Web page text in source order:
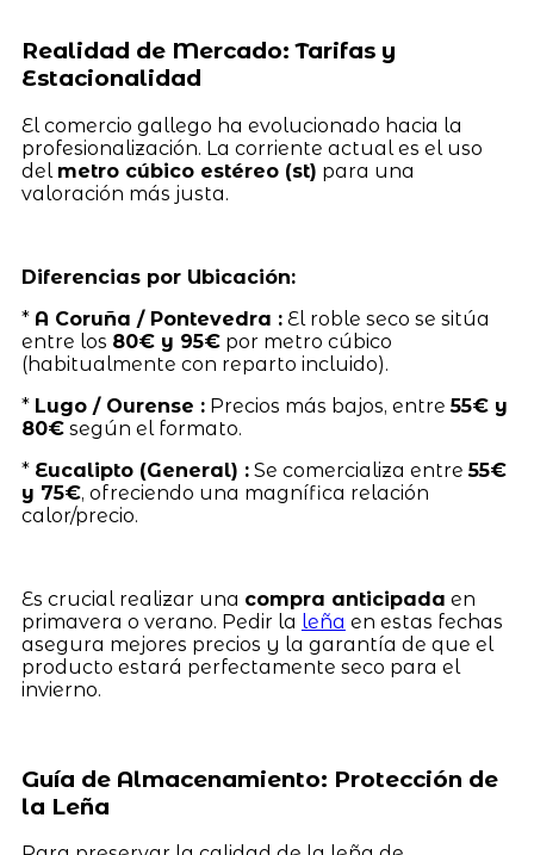
Realidad de Mercado: Tarifas y
Estacionalidad
El comercio gallego ha evolucionado hacia la
profesionalización. La corriente actual es el uso
del metro cúbico estéreo (st) para una
valoración más justa.
Diferencias por Ubicación:
* A Coruña / Pontevedra :El roble seco se sitúa
entre los 80€ y 95€por metro cúbico
(habitualmente con reparto incluido).
* Lugo / Ourense :Precios más bajos, entre55€ y
80€según el formato.
* Eucalipto (General) :Se comercializa entre55€
y 75€, ofreciendo una magnífica relación
calor/precio.
Es crucial realizar una compra anticipada en
primavera o verano. Pedir la leña en estas fechas
asegura mejores precios y la garantía de que el
producto estará perfectamente seco para el
invierno.
Guía de Almacenamiento: Protección de
la Leña